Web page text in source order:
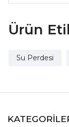
Ürün
Su Perdesi